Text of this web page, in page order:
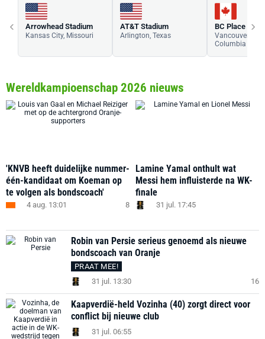
‹ Arrowhead Stadium
Kansas City, Missouri
AT&T Stadium
Arlington, Texas
BC Place
Vancouver,
Columbia
›
Wereldkampioenschap 2026 nieuws
'KNVB heeft duidelijke nummer-
één-kandidaat om Koeman op
te volgen als bondscoach'
4 aug. 13:01 8
Lamine Yamal onthult wat
Messi hem influisterde na WK-
finale
31 jul. 17:45
Robin van Persie serieus genoemd als nieuwe
bondscoach van Oranje
PRAAT MEE!
31 jul. 13:30
16
Kaapverdië-held Vozinha (40) zorgt direct voor
conflict bij nieuwe club
31 jul. 06:55